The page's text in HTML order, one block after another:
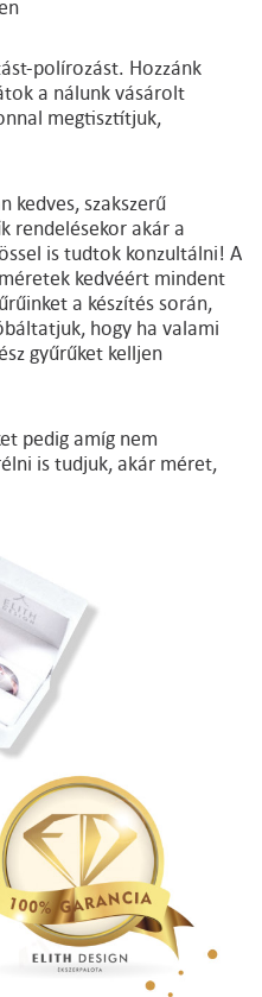
polírozást. Hozzánk
a nálunk vásárolt
megtisztítjuk,
kedves, szakszerű
rendelésekor akár a
is tudtok konzultálni! A
kedvéért mindent
a készítés során,
hogy ha valami
gyűrűket kelljen
pedig amíg nem
is tudjuk, akár méret,